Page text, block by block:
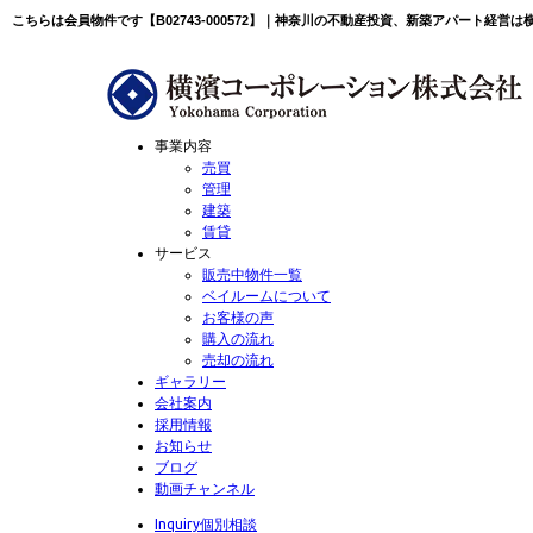
こちらは会員物件です【B02743-000572】｜神奈川の不動産投資、新築アパート経営は
事業内容
売買
管理
建築
賃貸
サービス
販売中物件一覧
ベイルームについて
お客様の声
購入の流れ
売却の流れ
ギャラリー
会社案内
採用情報
お知らせ
ブログ
動画チャンネル
Inquiry個別相談